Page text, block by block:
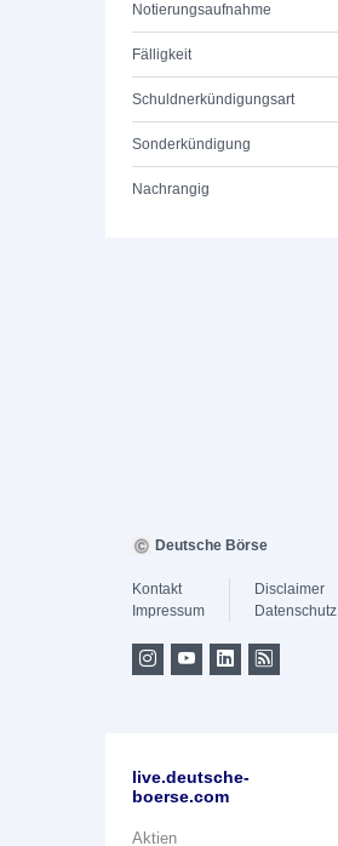
Notierungsaufnahme
Fälligkeit
Schuldnerkündigungsart
Sonderkündigung
Nachrangig
Deutsche Börse
Kontakt
Impressum
Disclaimer
Datenschutz
live.deutsche-
boerse.com
Aktien